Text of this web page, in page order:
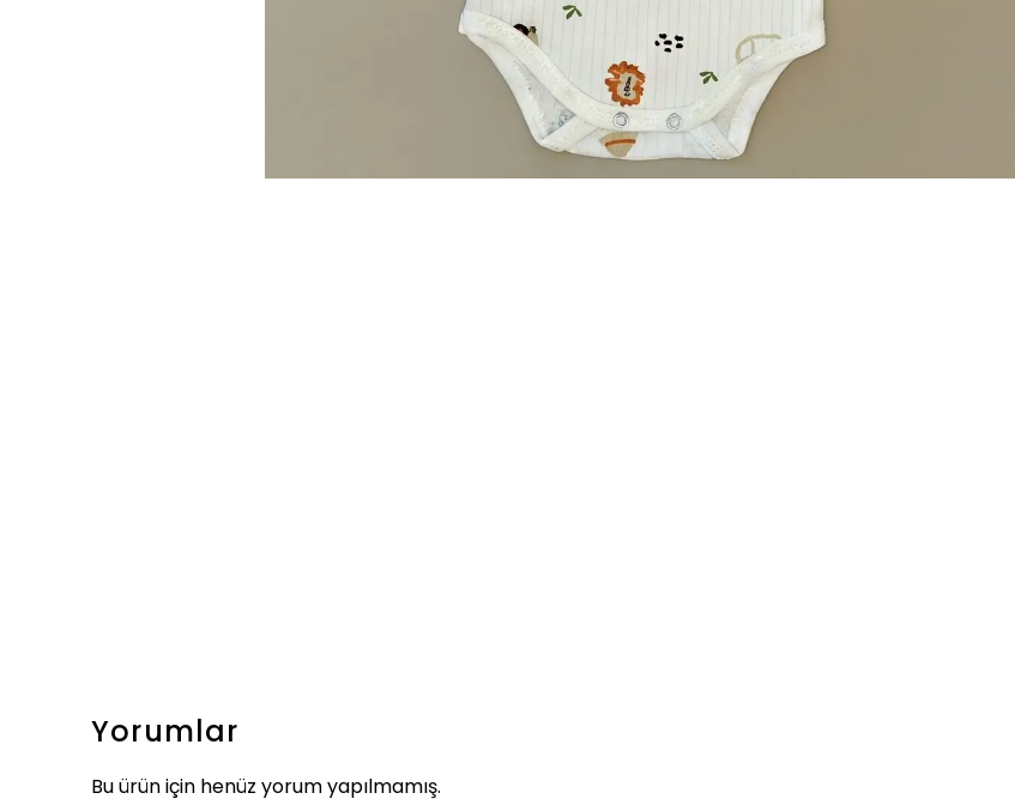
Yorumlar
Bu ürün için henüz yorum yapılmamış.